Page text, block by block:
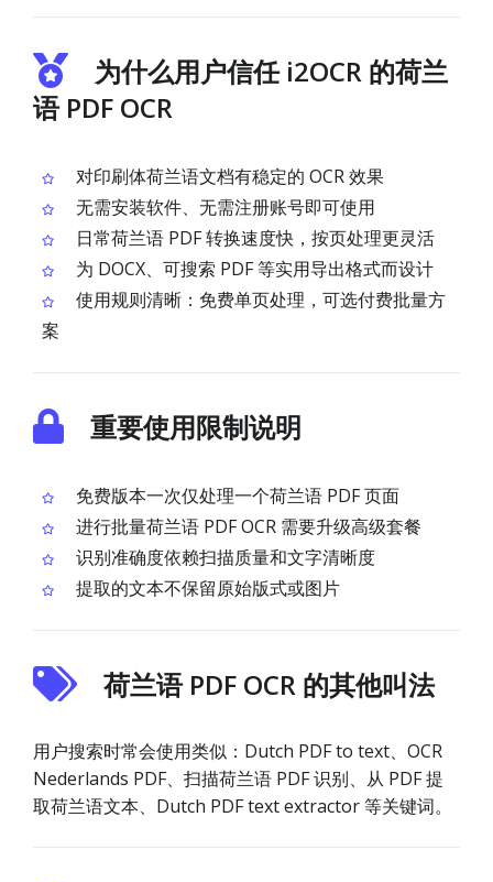
为什么用户信任 i2OCR 的荷兰
语 PDF OCR
对印刷体荷兰语文档有稳定的 OCR 效果
无需安装软件、无需注册账号即可使用
日常荷兰语 PDF 转换速度快，按页处理更灵活
为 DOCX、可搜索 PDF 等实用导出格式而设计
使用规则清晰：免费单页处理，可选付费批量方
案
重要使用限制说明
免费版本一次仅处理一个荷兰语 PDF 页面
进行批量荷兰语 PDF OCR 需要升级高级套餐
识别准确度依赖扫描质量和文字清晰度
提取的文本不保留原始版式或图片
荷兰语 PDF OCR 的其他叫法
用户搜索时常会使用类似：Dutch PDF to text、OCR
Nederlands PDF、扫描荷兰语 PDF 识别、从 PDF 提
取荷兰语文本、Dutch PDF text extractor 等关键词。